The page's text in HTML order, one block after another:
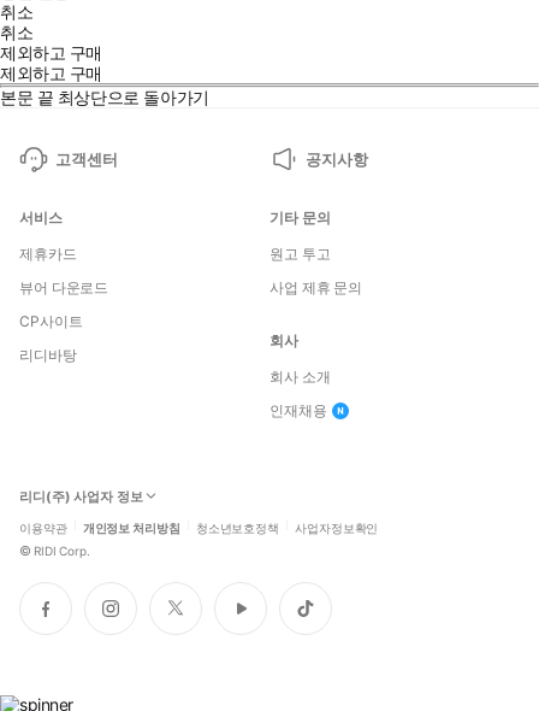
취소
취소
제외하고 구매
제외하고 구매
본문 끝 최상단으로 돌아가기
고객센터 공지사항
서비스
제휴카드
뷰어 다운로드
CP사이트
리디바탕
기타 문의
원고 투고
사업 제휴 문의
회사
회사 소개
인재채용
리디(주) 사업자 정보
이용약관 개인정보 처리방침 청소년보호정책 사업자정보확인
© RIDI Corp.
페
이
인
스
트
위
유
튜
틱
톡